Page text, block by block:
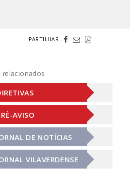
PARTILHAR
relacionados
AVISO
DE NOTÍCIAS
VILAVERDENSE